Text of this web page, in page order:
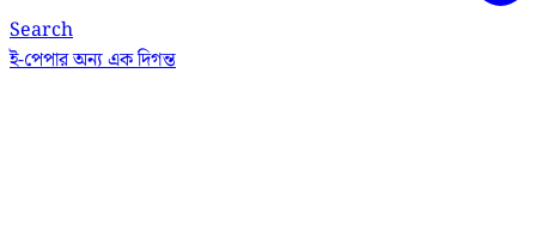
Search
ই-পেপারঅন্য এক দিগন্ত